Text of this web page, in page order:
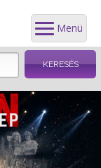
Menü